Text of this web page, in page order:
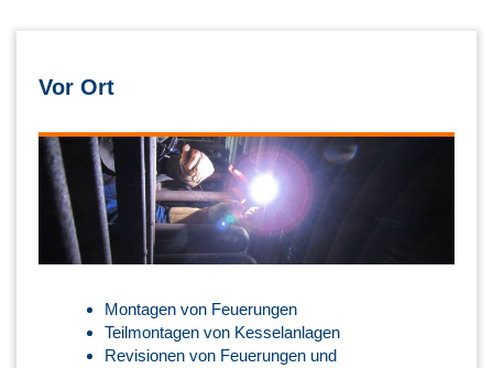
Vor Ort
Montagen von Feuerungen
Teilmontagen von Kesselanlagen
Revisionen von Feuerungen und